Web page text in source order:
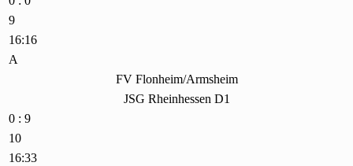
9
16:16
A
FV Flonheim/Armsheim
JSG Rheinhessen D1
0 : 9
10
16:33